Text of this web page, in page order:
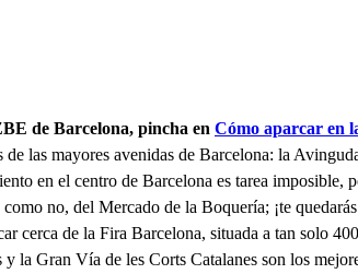
de Barcelona, pincha en Cómo aparcar en
las mayores avenidas de Barcelona: la
en el centro de Barcelona es tarea imposible,
no, del Mercado de la Boquería; ¡te
de la Fira Barcelona, situada a tan solo
Gran Vía de les Corts Catalanes son los